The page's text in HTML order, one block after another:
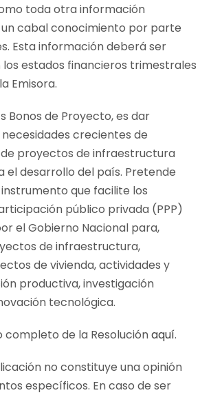
toda otra información
cabal conocimiento por parte
Esta información deberá ser
estados financieros trimestrales
Emisora.
Bonos de Proyecto, es dar
crecientes de
proyectos de infraestructura
el desarrollo del país. Pretende
que facilite los
público privada (PPP)
el Gobierno Nacional para,
de infraestructura,
de vivienda, actividades y
productiva, investigación
tecnológica.
de la Resoluciónaquí.
no constituye una opinión
específicos. En caso de ser